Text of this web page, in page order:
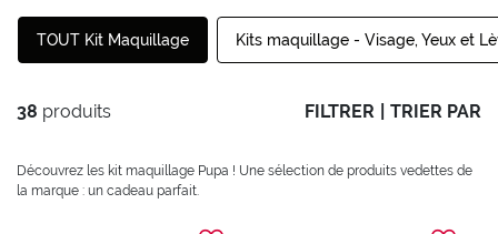
TOUT Kit Maquillage Kits maquillage - Visage, Yeux et
38 produits FILTRER TRIER PAR
Découvrez les kit maquillage Pupa ! Une sélection de produits vedettes de
la marque : un cadeau parfait.